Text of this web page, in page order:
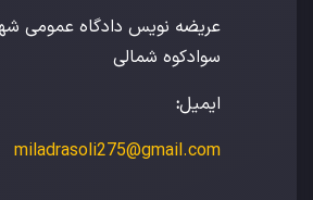
عریضه نویس دادگاه عمومی
سوادکوه شمالی
ایمیل:
miladrasoli275@gmail.com